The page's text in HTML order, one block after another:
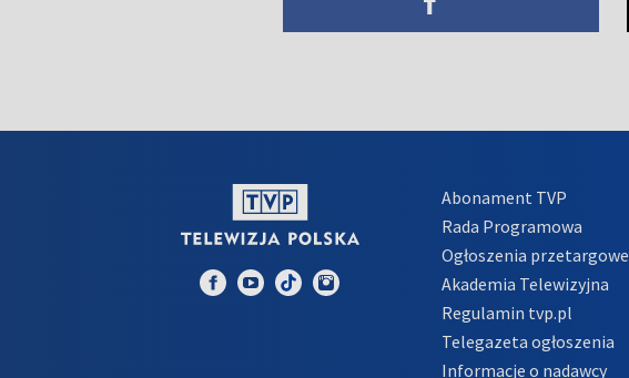
Abonament TVP
Rada Programowa
Ogłoszenia przetargowe
Akademia Telewizyjna
Regulamin tvp.pl
Telegazeta ogłoszenia
Informacje o nadawcy